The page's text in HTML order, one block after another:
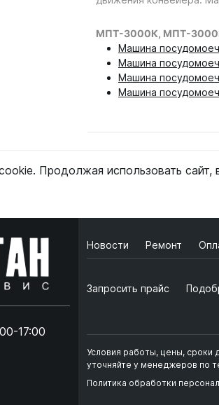
МПТ-3000К, МПТ-
Машина
Машина
Машина
Машина
17:00
Новости Ремонт
Запросить прайс
Условия работы, цены,
уточняйте у менеджеров по
Политика обработки
Продолжая использовать сайт,
политикой